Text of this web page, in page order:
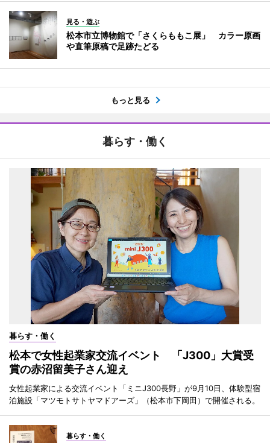
見る・遊ぶ
松本市立博物館で「さくらももこ展」 カラー原画
や直筆原稿で足跡たどる
もっと見る
暮らす・働く
暮らす・働く
松本で女性起業家交流イベント 「J300」大賞受
賞の赤沼留美子さん迎え
女性起業家による交流イベント「ミニJ300長野」が9月10日、体験型宿
泊施設「マツモトサトヤマドアーズ」（松本市下岡田）で開催される。
暮らす・働く